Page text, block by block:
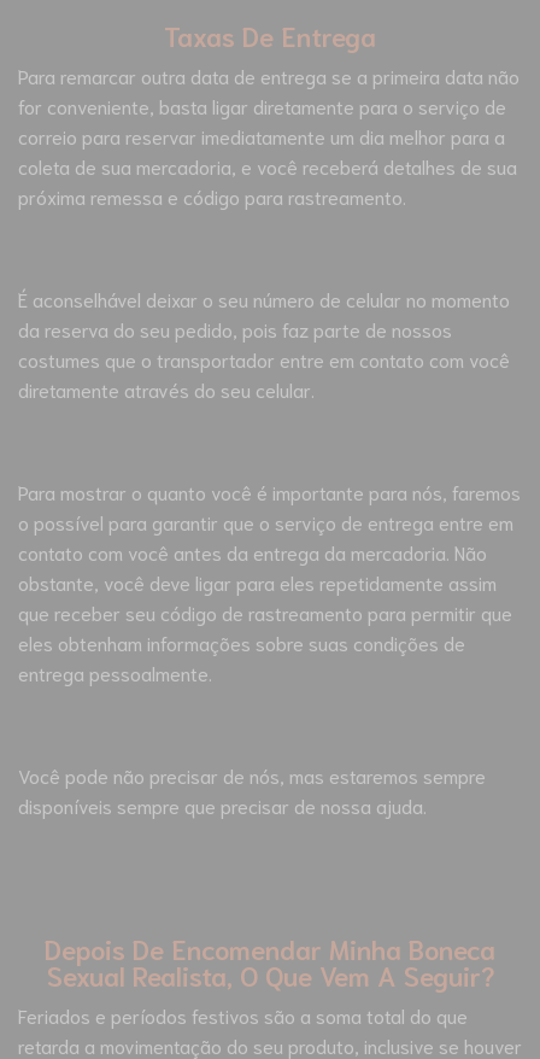
Taxas De Entrega
Para remarcar outra data de entrega se a primeira data não
for conveniente, basta ligar diretamente para o serviço de
correio para reservar imediatamente um dia melhor para a
coleta de sua mercadoria, e você receberá detalhes de sua
próxima remessa e código para rastreamento.
É aconselhável deixar o seu número de celular no momento
da reserva do seu pedido, pois faz parte de nossos
costumes que o transportador entre em contato com você
diretamente através do seu celular.
Para mostrar o quanto você é importante para nós, faremos
o possível para garantir que o serviço de entrega entre em
contato com você antes da entrega da mercadoria. Não
obstante, você deve ligar para eles repetidamente assim
que receber seu código de rastreamento para permitir que
eles obtenham informações sobre suas condições de
entrega pessoalmente.
Você pode não precisar de nós, mas estaremos sempre
disponíveis sempre que precisar de nossa ajuda.
Depois De Encomendar Minha Boneca
Sexual Realista, O Que Vem A Seguir?
Feriados e períodos festivos são a soma total do que
retarda a movimentação do seu produto, inclusive se houver